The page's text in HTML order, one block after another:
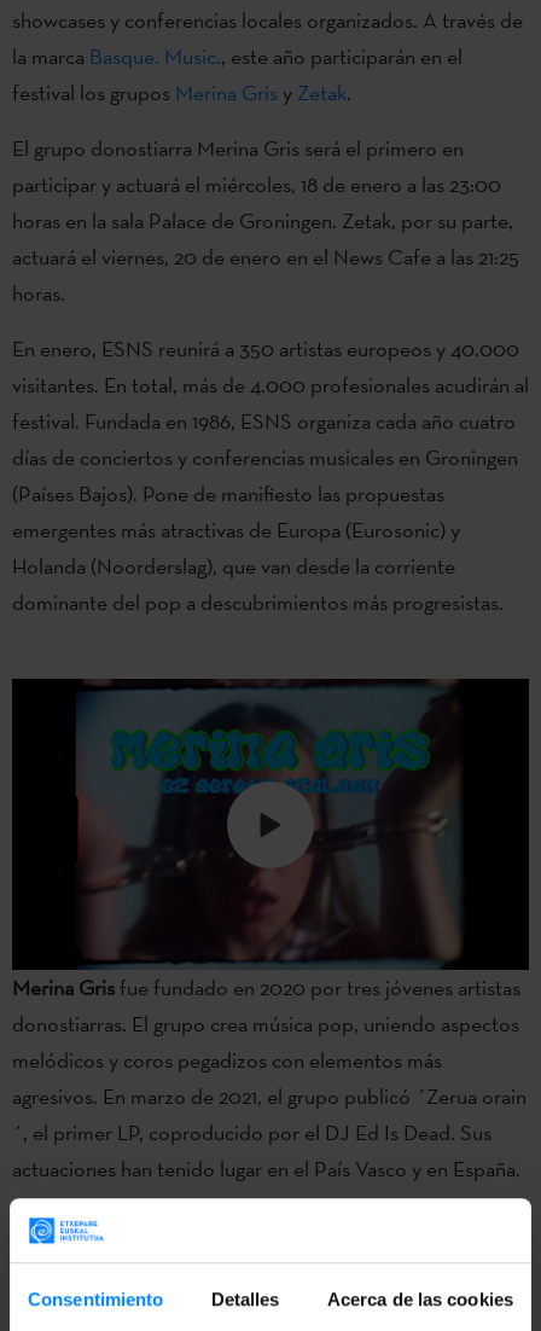
Consentimiento Detalles Acerca de las cookies
showcases y conferencias locales organizados. A través de
la marca Basque. Music., este año participarán en el
festival los grupos Merina Gris y Zetak.
El grupo donostiarra Merina Gris será el primero en
participar y actuará el miércoles, 18 de enero a las 23:00
horas en la sala Palace de Groningen. Zetak, por su parte,
actuará el viernes, 20 de enero en el News Cafe a las 21:25
horas.
En enero, ESNS reunirá a 350 artistas europeos y 40.000
visitantes. En total, más de 4.000 profesionales acudirán al
festival. Fundada en 1986, ESNS organiza cada año cuatro
días de conciertos y conferencias musicales en Groningen
(Países Bajos). Pone de manifiesto las propuestas
emergentes más atractivas de Europa (Eurosonic) y
Holanda (Noorderslag), que van desde la corriente
dominante del pop a descubrimientos más progresistas.
Merina Gris fue fundado en 2020 por tres jóvenes artistas
donostiarras. El grupo crea música pop, uniendo aspectos
melódicos y coros pegadizos con elementos más
agresivos. En marzo de 2021, el grupo publicó ´Zerua orain
´, el primer LP, coproducido por el DJ Ed Is Dead. Sus
actuaciones han tenido lugar en el País Vasco y en España.